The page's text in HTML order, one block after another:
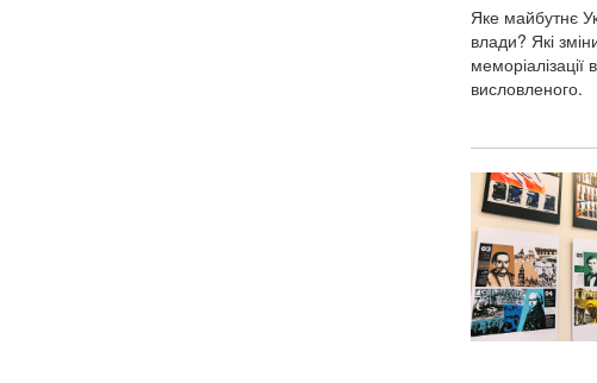
Яке майбутнє
влади? Які
висловленого.